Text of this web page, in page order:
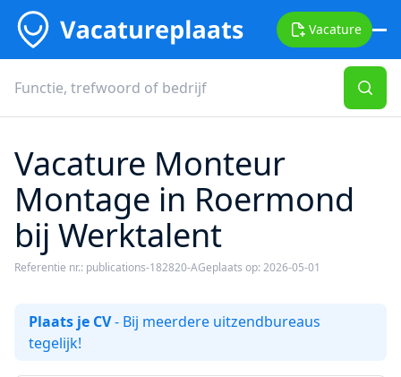
Vacature
Vacature Monteur
Montage in Roermond
bij Werktalent
Referentie nr.: publications-182820-AGeplaats op: 2026-05-01
Plaats je CV- Bij meerdere uitzendbureaus
tegelijk!